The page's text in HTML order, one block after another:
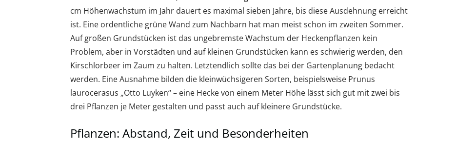
cm Höhenwachstum im Jahr dauert es maximal sieben Jahre, bis diese Ausdehnung erreicht
ist. Eine ordentliche grüne Wand zum Nachbarn hat man meist schon im zweiten Sommer.
Auf großen Grundstücken ist das ungebremste Wachstum der Heckenpflanzen kein
Problem, aber in Vorstädten und auf kleinen Grundstücken kann es schwierig werden, den
Kirschlorbeer im Zaum zu halten. Letztendlich sollte das bei der Gartenplanung bedacht
werden. Eine Ausnahme bilden die kleinwüchsigeren Sorten, beispielsweise Prunus
laurocerasus „Otto Luyken“ – eine Hecke von einem Meter Höhe lässt sich gut mit zwei bis
drei Pflanzen je Meter gestalten und passt auch auf kleinere Grundstücke.
Pflanzen: Abstand, Zeit und Besonderheiten